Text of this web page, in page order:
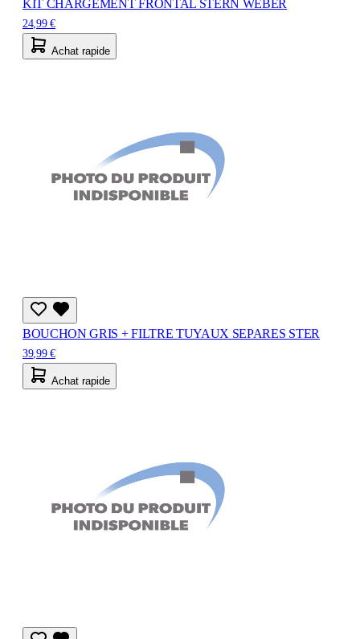
KIT CHARGEMENT FRONTAL STERN WEBER
24,99 €
Achat rapide
BOUCHON GRIS + FILTRE TUYAUX SEPARES STER
39,99 €
Achat rapide